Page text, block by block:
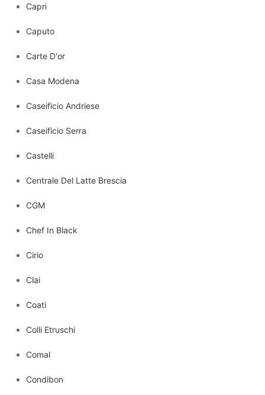
Capri
Caputo
Carte D'or
Casa Modena
Caseificio Andriese
Caseificio Serra
Castelli
Centrale Del Latte Brescia
CGM
Chef In Black
Cirio
Clai
Coati
Colli Etruschi
Comal
Condibon